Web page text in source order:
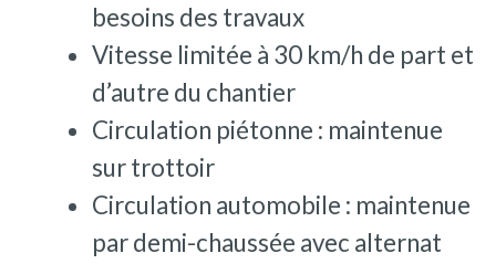
besoins des travaux
Vitesse limitée à 30 km/h de part et
d’autre du chantier
Circulation piétonne : maintenue
sur trottoir
Circulation automobile : maintenue
par demi-chaussée avec alternat